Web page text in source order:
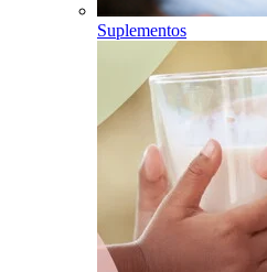
Suplementos